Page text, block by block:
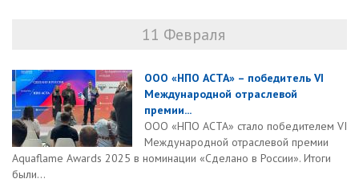
11 Февраля
ООО «НПО АСТА» – победитель VI
Международной отраслевой
премии...
ООО «НПО АСТА» стало победителем VI
Международной отраслевой премии
Aquaflame Awards 2025 в номинации «Сделано в России». Итоги
были...